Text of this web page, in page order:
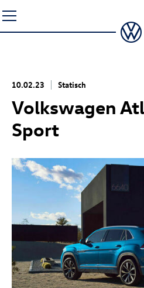
Seiteninhalt
springen
10.02.23 Statisch
Volkswagen
Sport